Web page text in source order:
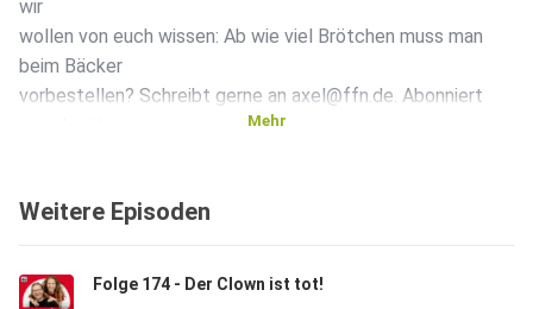
wir
wollen von euch wissen: Ab wie viel Brötchen muss man
beim Bäcker
vorbestellen? Schreibt gerne an axel@ffn.de. Abonniert
gibt!
Mehr
Weitere Episoden
Folge 174 - Der Clown ist tot!